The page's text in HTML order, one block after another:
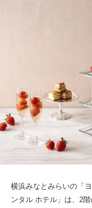
横浜みなとみらいの「
ンタル ホテル」は、2